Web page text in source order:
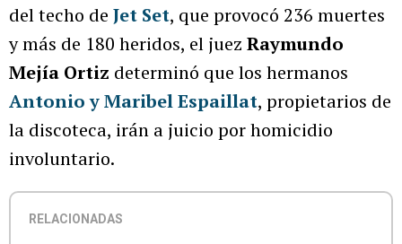
del techo de Jet Set, que provocó 236 muertes
y más de 180 heridos, el juez Raymundo
Mejía Ortiz determinó que los hermanos
Antonio y Maribel Espaillat, propietarios de
la discoteca, irán a juicio por homicidio
involuntario.
RELACIONADAS